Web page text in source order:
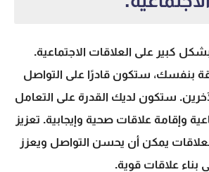
كبير على العلاقات الاجتماعية.
بنفسك، ستكون قادرًا على التواصل
ستكون لديك القدرة على التعامل
وإقامة علاقات صحية وإيجابية. تعزيز
يمكن أن يحسن التواصل ويعزز
بناء علاقات قوية.